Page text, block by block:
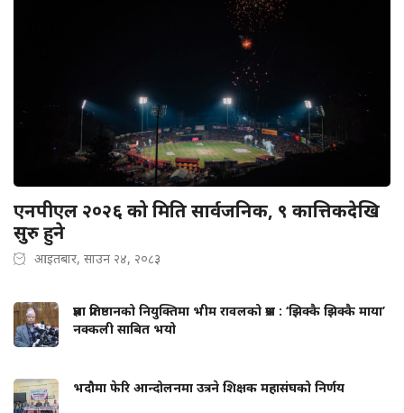
एनपीएल २०२६ को मिति सार्वजनिक, ९ कात्तिकदेखि
सुरु हुने
आइतबार, साउन २४, २०८३
प्रज्ञा प्रतिष्ठानको नियुक्तिमा भीम रावलको प्रश्न : ‘झिक्कै झिक्कै माया’
नक्कली साबित भयो
भदौमा फेरि आन्दोलनमा उत्रने शिक्षक महासंघको निर्णय